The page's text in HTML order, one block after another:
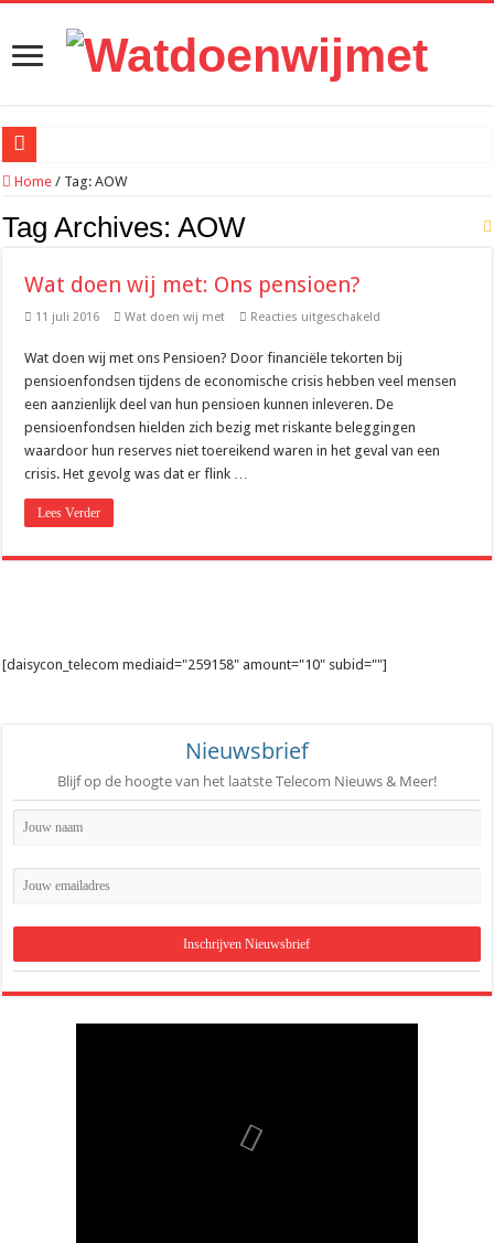
Wi-Fi-extenders: werken ze echt of is het weggegooid geld?
Meer rust in je hoofd met minder telefoonprikkels
Recreatief doelschieten groeit uit tot een populaire vrijetijdsbesteding
Hoe werkt een ontijzeringsinstallatie? Het proces simpel uitgelegd
Van zomeravond tot najaar: zo blijf je langer buiten genieten
Loungeset kopen: 9 tips voor het uitzoeken van de juiste set
Waarom meer leads niet automatisch meer klanten opleveren
Hoe online bestellen bepaalt wat er in jouw hamburgerbakje zit
De beste audio en beelden thuis: dit heb je hiervoor nodig
Home / Tag:AOW
Tag Archives:AOW
Wat doen wij met: Ons pensioen?
11 juli 2016 Wat doen wij met Reacties uitgeschakeld
wij
met:
Ons
pensioen?
Wat doen wij met ons Pensioen? Door financiële tekorten bij
pensioenfondsen tijdens de economische crisis hebben veel mensen
een aanzienlijk deel van hun pensioen kunnen inleveren. De
pensioenfondsen hielden zich bezig met riskante beleggingen
waardoor hun reserves niet toereikend waren in het geval van een
crisis. Het gevolg was dat er flink …
Lees Verder
[daisycon_telecom mediaid="259158" amount="10" subid=""]
Nieuwsbrief
Blijf op de hoogte van het laatste Telecom Nieuws & Meer!